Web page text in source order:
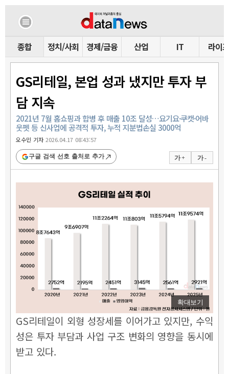
종합 정치/사회 경제/금융 산업 IT 라이프
GS리테일, 본업 성과 냈지만 투자 부
담 지속
2021년 7월 홈쇼핑과 합병 후 매출 10조 달성…요기요·쿠캣·어바
웃펫 등 신사업에 공격적 투자, 누적 지분법손실 3000억
오수민 기자2026.04.17 08:43:57
가 + 가 -
구글 검색 선호 출처로 추가
확대보기
GS리테일이 외형 성장세를 이어가고 있지만, 수익
성은 투자 부담과 사업 구조 변화의 영향을 동시에
받고 있다.